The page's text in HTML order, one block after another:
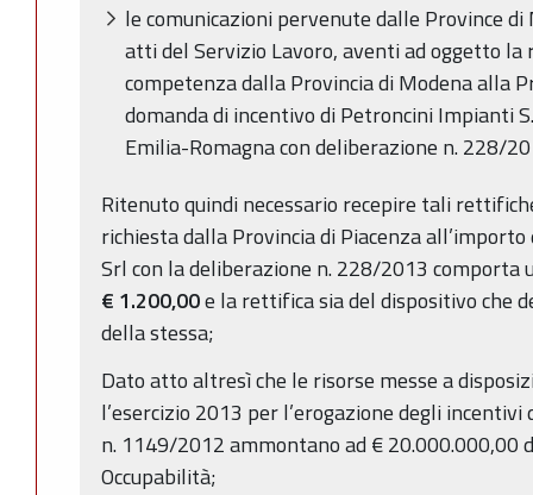
le comunicazioni pervenute dalle Province
atti del Servizio Lavoro, aventi ad oggetto
competenza dalla Provincia di Modena alla
domanda di incentivo di Petroncini Impianti
Emilia-Romagna con deliberazione n. 228/
Ritenuto quindi necessario recepire tali
richiesta dalla Provincia di Piacenza
Srl con la deliberazione n. 228/2013 comporta
€ 1.200,00e la rettifica sia del dispositivo che
della stessa;
Dato atto altresì che le risorse messe a
l’esercizio 2013 per l’erogazione degli
n. 1149/2012 ammontano ad € 20.000.000,00
Occupabilità;